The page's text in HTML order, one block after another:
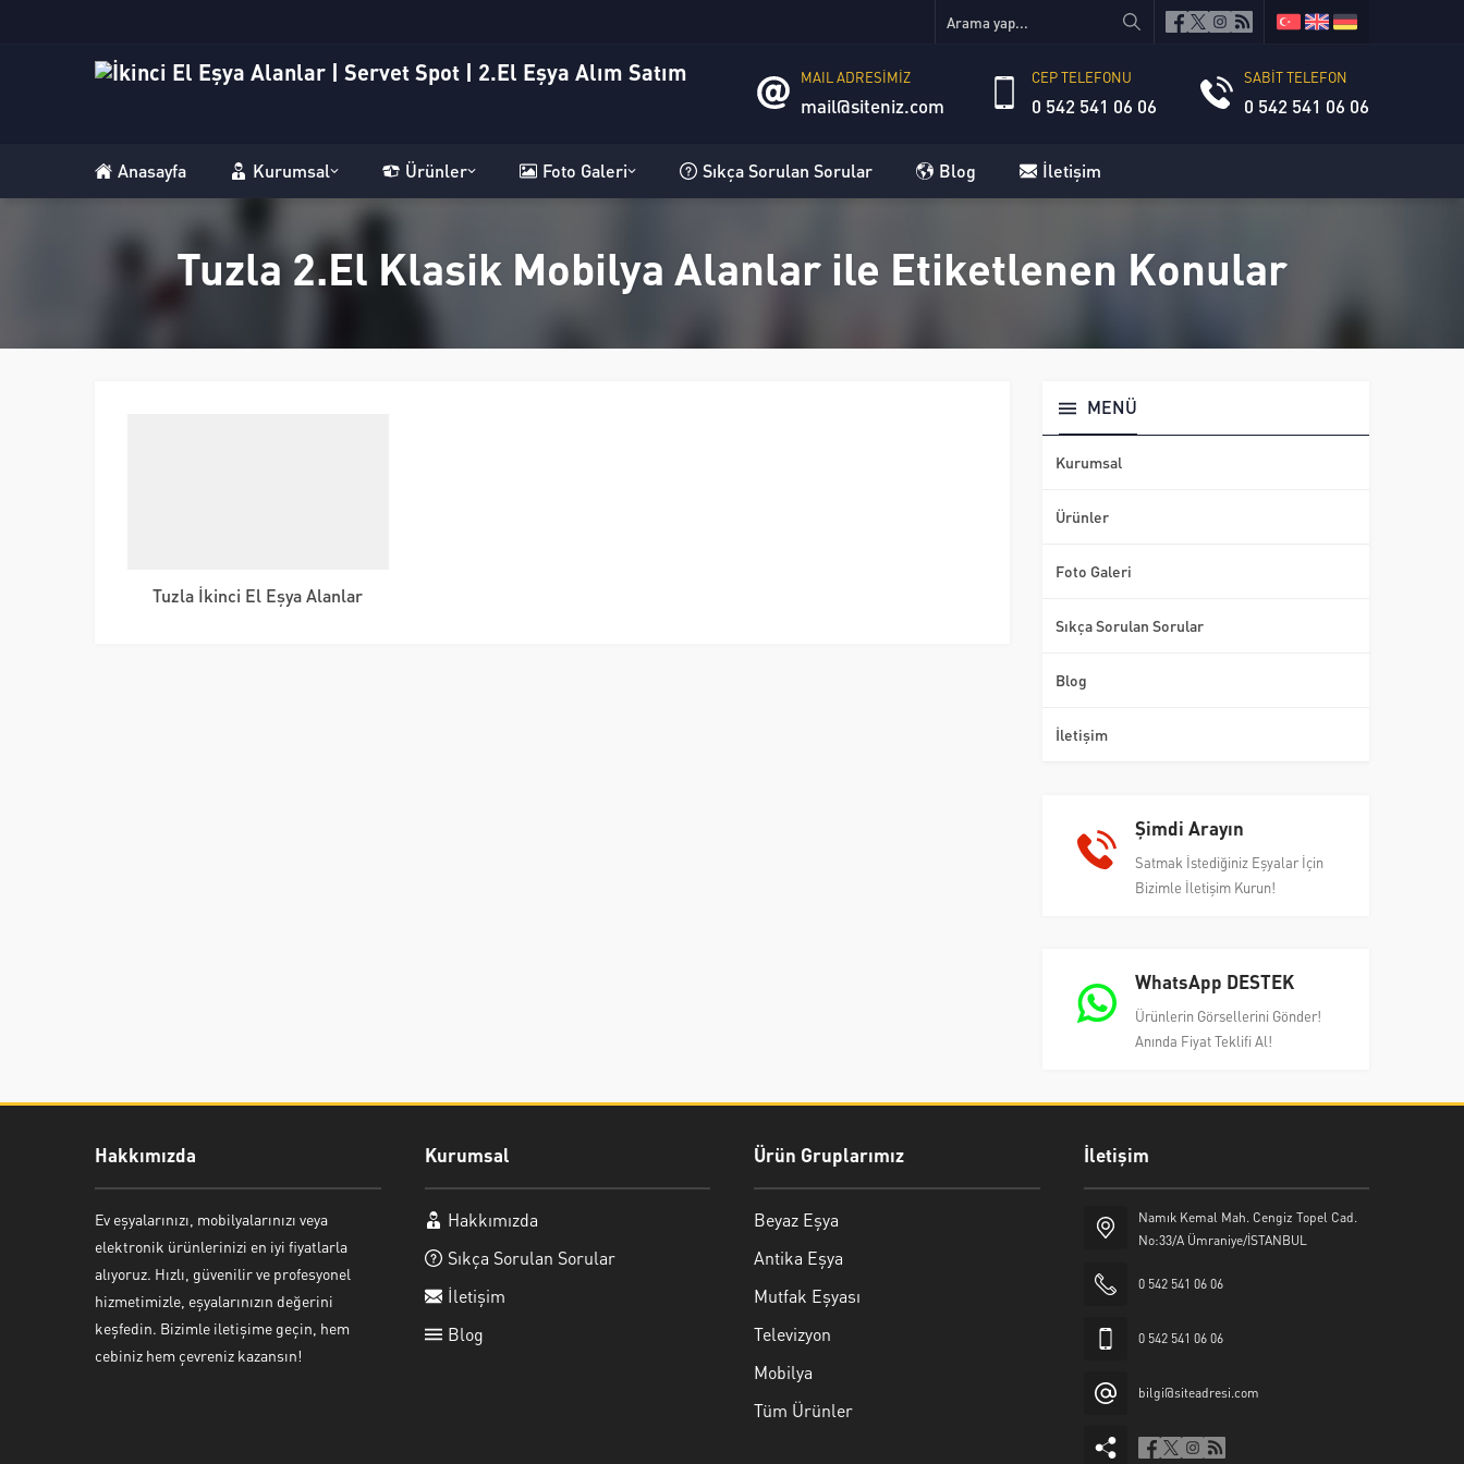
MAIL ADRESİMİZ
mail@siteniz.com
CEP TELEFONU
0 542 541 06 06
SABİT TELEFON
0 542 541 06 06
Anasayfa Kurumsal Ürünler Foto Galeri Sıkça Sorulan Sorular Blog İletişim
Tuzla 2.El Klasik Mobilya Alanlar ile Etiketlenen Konular
Tuzla İkinci El Eşya Alanlar
MENÜ
Kurumsal
Ürünler
Foto Galeri
Sıkça Sorulan Sorular
Blog
İletişim
Şimdi Arayın
Satmak İstediğiniz Eşyalar İçin
Bizimle İletişim Kurun!
WhatsApp DESTEK
Ürünlerin Görsellerini Gönder!
Anında Fiyat Teklifi Al!
Hakkımızda
Ev eşyalarınızı, mobilyalarınızı veya
elektronik ürünlerinizi en iyi fiyatlarla
alıyoruz. Hızlı, güvenilir ve profesyonel
hizmetimizle, eşyalarınızın değerini
keşfedin. Bizimle iletişime geçin, hem
cebiniz hem çevreniz kazansın!
Kurumsal
Hakkımızda
Sıkça Sorulan Sorular
İletişim
Blog
Ürün Gruplarımız
Beyaz Eşya
Antika Eşya
Mutfak Eşyası
Televizyon
Mobilya
Tüm Ürünler
İletişim
Namık Kemal Mah. Cengiz Topel Cad.
No:33/A Ümraniye/İSTANBUL
0 542 541 06 06
0 542 541 06 06
bilgi@siteadresi.com
Ayşe Yılmaz